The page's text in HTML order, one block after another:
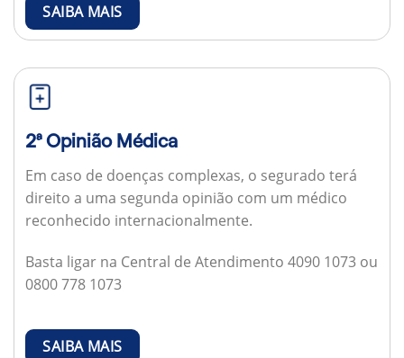
SAIBA MAIS
2ª Opinião Médica
Em caso de doenças complexas, o segurado terá
direito a uma segunda opinião com um médico
reconhecido internacionalmente.
Basta ligar na Central de Atendimento 4090 1073 ou
0800 778 1073
SAIBA MAIS